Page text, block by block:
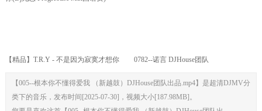
【精品】T.R.Y - 不是因为寂寞才想你
0782--诺言 DJHouse团队
【005--根本你不懂得爱我 （新越鼓）DJHouse团队出品.mp4】是超清DJMV分
类下的音乐，发布时间[2025-07-30]，视频大小[187.98MB]。